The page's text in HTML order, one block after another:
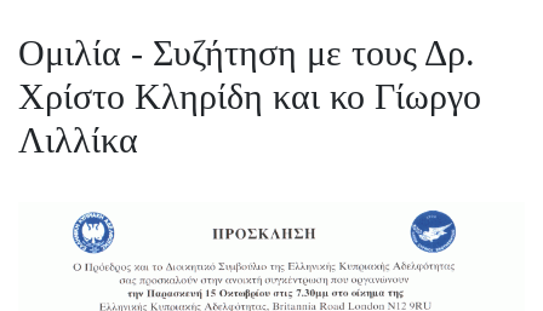
Ομιλία - Συζήτηση με τους Δρ.
Χρίστο Κληρίδη και κο Γίωργο
Λιλλίκα